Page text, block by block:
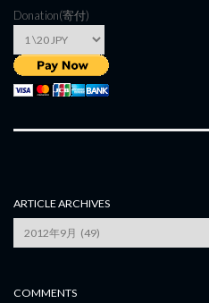
Donation(寄付)
ARTICLE ARCHIVES
Archives
COMMENTS